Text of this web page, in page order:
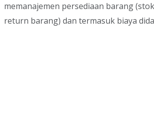
memanajemen persediaan barang
return barang) dan termasuk biaya